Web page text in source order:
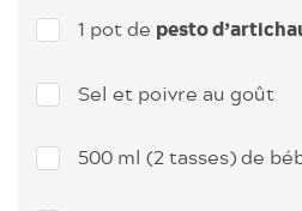
1 pot de pesto
Sel et poivre au goût
500 ml (2 tasses) de